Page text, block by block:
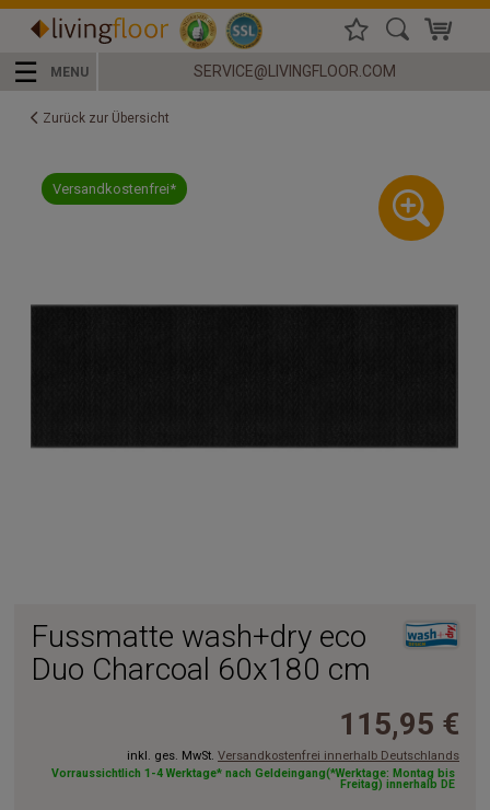
☰ MENU SERVICE@LIVINGFLOOR.COM
Zurück zur Übersicht
Versandkostenfrei*
Fussmatte wash+dry eco
Duo Charcoal 60x180 cm
115,95 €
inkl. ges. MwSt. Versandkostenfrei innerhalb Deutschlands
Vorraussichtlich 1-4 Werktage* nach Geldeingang(*Werktage: Montag bis
Freitag) innerhalb DE